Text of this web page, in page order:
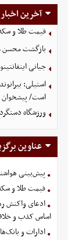
آخرین اخبار
قیمت طلا و سکه امروز
بازگشت محسن
جیانی
استیلی:
است/ پیشخوان
ورزشگاه
عناوین
پیش‌بینی هواشناسی
قیمت طلا و سکه امروز
ادعای واکنش
اساس کذب و
ادارات و بانک‌های کدام